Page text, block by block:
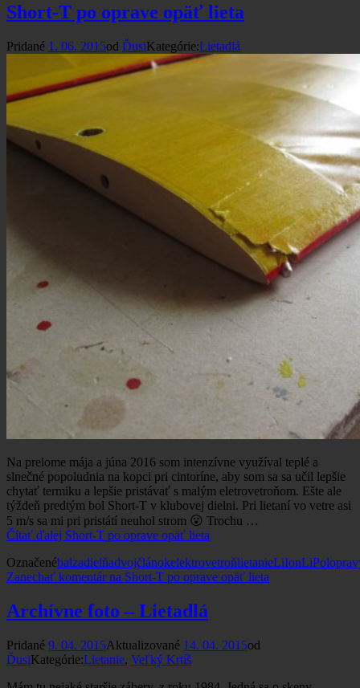
Short-T po oprave opäť lieta
Pridané 1. 06. 2015od ĎusiKategórie:Lietadlá
Na prelome mája a júna 2016 som intenzívne využíval teplé a
slnečné popoludnia na kopci pri cintoríne, aby som sa sa učil lepšie
chytať termiku a lepšie pristávať s malým eletrovetroňom. Ešte ale
týždeň predtým bol Short-T v klubovej dielni. Pri lietaní vo vetre asi
5 m/s sa mi pri pristátí neuhol strom 😮 Trochu …
Čítať ďalej Short-T po oprave opäť lieta
OznačenébalzadielňadvojčlánokelektrovetroňlietanieLiIonLiPol
Zanechať komentárna Short-T po oprave opäť lieta
Archívne foto – Lietadlá
Pridané 9. 04. 2015Aktualizované 14. 04. 2015od
ĎusiKategórie:Lietanie, Veľký Krtíš